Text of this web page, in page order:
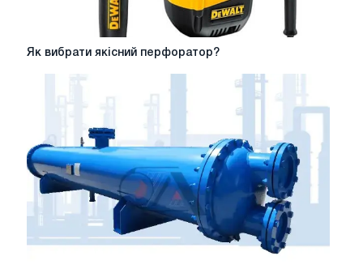
Як
Як вибрати якісний перфоратор?